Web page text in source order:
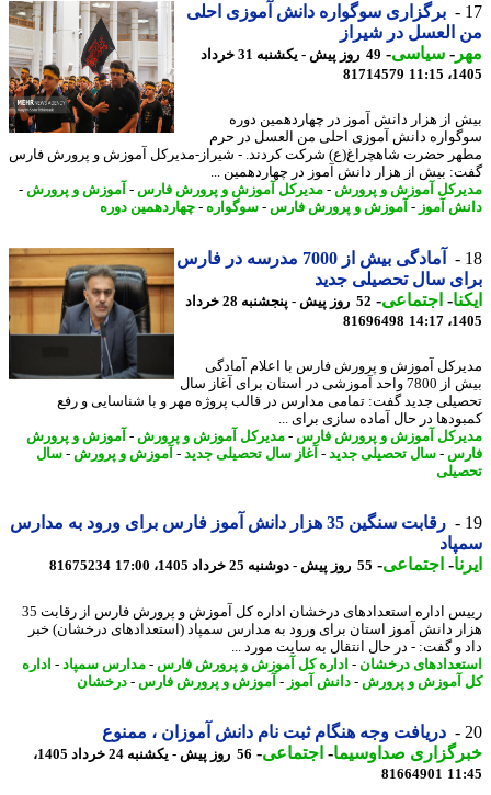
برگزاری سوگواره دانش آموزی احلی
العسل در شیراز
-سیاسی-
49 روز پیش - یکشنبه 31 خرداد
81714579
از هزار دانش آموز در چهاردهمین دوره
دانش آموزی احلی من العسل در حرم
حضرت شاهچراغ(ع) شرکت کردند. - شیراز-مدیرکل آموزش و پرورش فارس
بیش از هزار دانش آموز در چهاردهمین ...
آموزش و پرورش-مدیرکل آموزش و پرورش فارس-آموزش و پرورش-
آموز -آموزش و پرورش فارس-سوگواره- چهاردهمین دوره
آمادگی بیش از 7000 مدرسه در فارس
سال تحصیلی جدید
-اجتماعی-
52 روز پیش - پنجشنبه 28 خرداد
81696498
آموزش و پرورش فارس با اعلام آمادگی
بیش از 7800 واحد آموزشی در استان برای آغاز سال
جدید گفت: تمامی مدارس در قالب پروژه مهر و با شناسایی و رفع
در حال آماده سازی برای ...
آموزش و پرورش فارس-مدیرکل آموزش و پرورش-آموزش و پرورش
-سال تحصیلی جدید-آغاز سال تحصیلی جدید-آموزش و پرورش-سال
رقابت سنگین 35 هزار دانش آموز فارس برای ورود به مدارس
-اجتماعی-55 روز پیش - دوشنبه 25 خرداد 1405، 17:00 81675234
رییس اداره استعدادهای درخشان اداره کل آموزش و پرورش فارس از رقابت 35
دانش آموز استان برای ورود به مدارس سمپاد (استعدادهای درخشان) خبر
و گفت: - در ﺣﺎل اﻧﺘﻘﺎل ﺑﻪ ﺳﺎﯾﺖ ﻣﻮرد ...
درخشان-اداره کل آموزش و پرورش فارس-مدارس سمپاد-اداره
آموزش و پرورش-دانش آموز -آموزش و پرورش فارس-درخشان
دریافت وجه هنگام ثبت نام دانش آموزان ، ممنوع
صداوسیما-اجتماعی-
56 روز پیش - یکشنبه 24 خرداد 1405،
81664901